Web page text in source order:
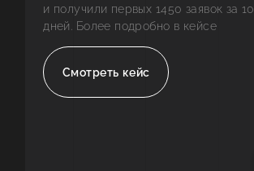
и получили первых 1450 заявок за 10
дней. Более подробно в кейсе
Смотреть кейс